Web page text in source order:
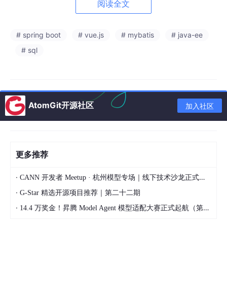
阅读全文
# spring boot # vue.js # mybatis
# java-ee
# sql
AtomGit开源社区 加入社区
更多推荐
· CANN 开发者 Meetup · 杭州模型专场｜线下技术沙龙正式开启报名！
· G-Star 精选开源项目推荐｜第二十二期
· 14.4 万奖金！昇腾 Model Agent 模型适配大赛正式起航（第二季）